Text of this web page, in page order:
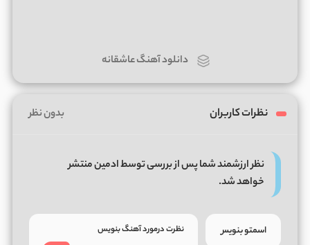
دانلود آهنگ عاشقانه
نظرات کاربران بدون نظر
نظر ارزشمند شما پس از بررسی توسط ادمین منتشر
خواهد شد.